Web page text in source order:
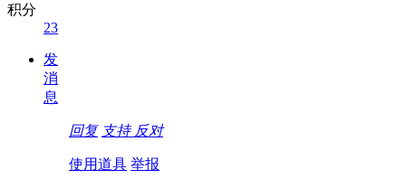
积分
23
发
消
息
回复 支持 反对
使用道具 举报